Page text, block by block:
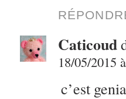
Caticoud
18/05/2015
c’est